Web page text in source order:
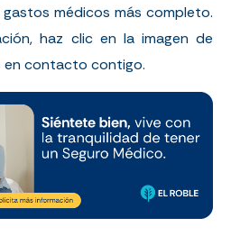
gastos médicos más completo.
haz clic en la imagen de
en contacto contigo.